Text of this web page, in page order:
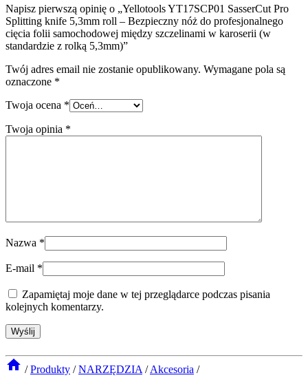
Napisz pierwszą opinię o „Yellotools YT17SCP01 SasserCut Pro
Splitting knife 5,3mm roll – Bezpieczny nóż do profesjonalnego
cięcia folii samochodowej między szczelinami w karoserii (w
standardzie z rolką 5,3mm)”
Twój adres email nie zostanie opublikowany. Wymagane pola są
oznaczone *
Twoja ocena *
Twoja opinia *
Nazwa *
E-mail *
Zapamiętaj moje dane w tej przeglądarce podczas pisania
kolejnych komentarzy.
/ Produkty / NARZĘDZIA / Akcesoria /